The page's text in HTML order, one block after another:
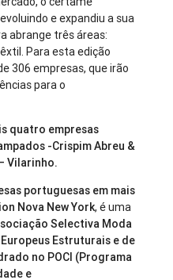
e expandiu a sua
abrange três áreas:
Para esta edição
306 empresas, que irão
para o
quatro empresas
-Crispim Abreu &
Vilarinho.
portuguesas em mais
Nova New York, é uma
Selectiva Moda
Estruturais e de
no POCI (Programa
e